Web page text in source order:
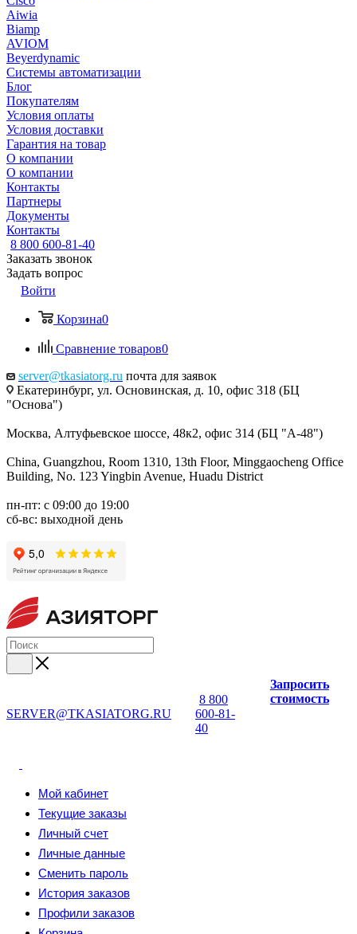
Aiwia
Biamp
AVIOM
Beyerdynamic
Системы автоматизации
Блог
Покупателям
Условия оплаты
Условия доставки
Гарантия на товар
О компании
О компании
Контакты
Партнеры
Документы
Контакты
8 800 600-81-40
Заказать звонок
Задать вопрос
Войти
Корзина0
Сравнение товаров0
server@tkasiatorg.ru почта для заявок
Екатеринбург, ул. Основинская, д. 10, офис 318 (БЦ
"Основа")
Москва, Алтуфьевское шоссе, 48к2, офис 314 (БЦ "А-48")
China, Guangzhou, Room 1310, 13th Floor, Minggaocheng Office
Building, No. 123 Yingbin Avenue, Huadu District
пн-пт: с 09:00 до 19:00
сб-вс: выходной день
SERVER@TKASIATORG.RU
8 800
600-81-
40
Запросить
стоимость
Мой кабинет
Текущие заказы
Личный счет
Личные данные
Сменить пароль
История заказов
Профили заказов